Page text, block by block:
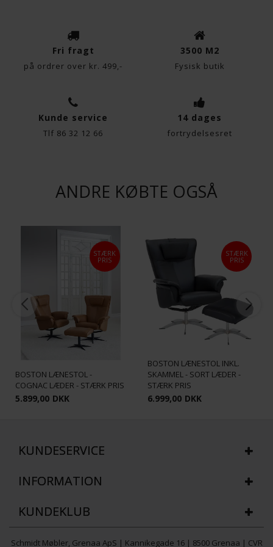
Fri fragt
på ordrer over kr. 499,-
3500 M2
Fysisk butik
Kunde service
Tlf 86 32 12 66
14 dages
fortrydelsesret
ANDRE KØBTE OGSÅ
STÆRK
PRIS
BOSTON LÆNESTOL -
COGNAC LÆDER - STÆRK PRIS
5.899,00 DKK
STÆRK
PRIS
BOSTON LÆNESTOL INKL.
SKAMMEL - SORT LÆDER -
STÆRK PRIS
6.999,00 DKK
KUNDESERVICE
INFORMATION
KUNDEKLUB
Schmidt Møbler, Grenaa ApS | Kannikegade 16 | 8500 Grenaa | CVR